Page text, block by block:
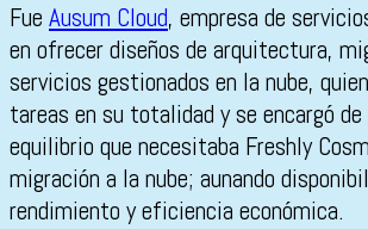
Fue Ausum Cloud, empresa de
en ofrecer diseños de arquitectura,
servicios gestionados en la nube,
tareas en su totalidad y se encargó de
equilibrio que necesitaba Freshly
migración a la nube; aunando
rendimiento y eficiencia económica.